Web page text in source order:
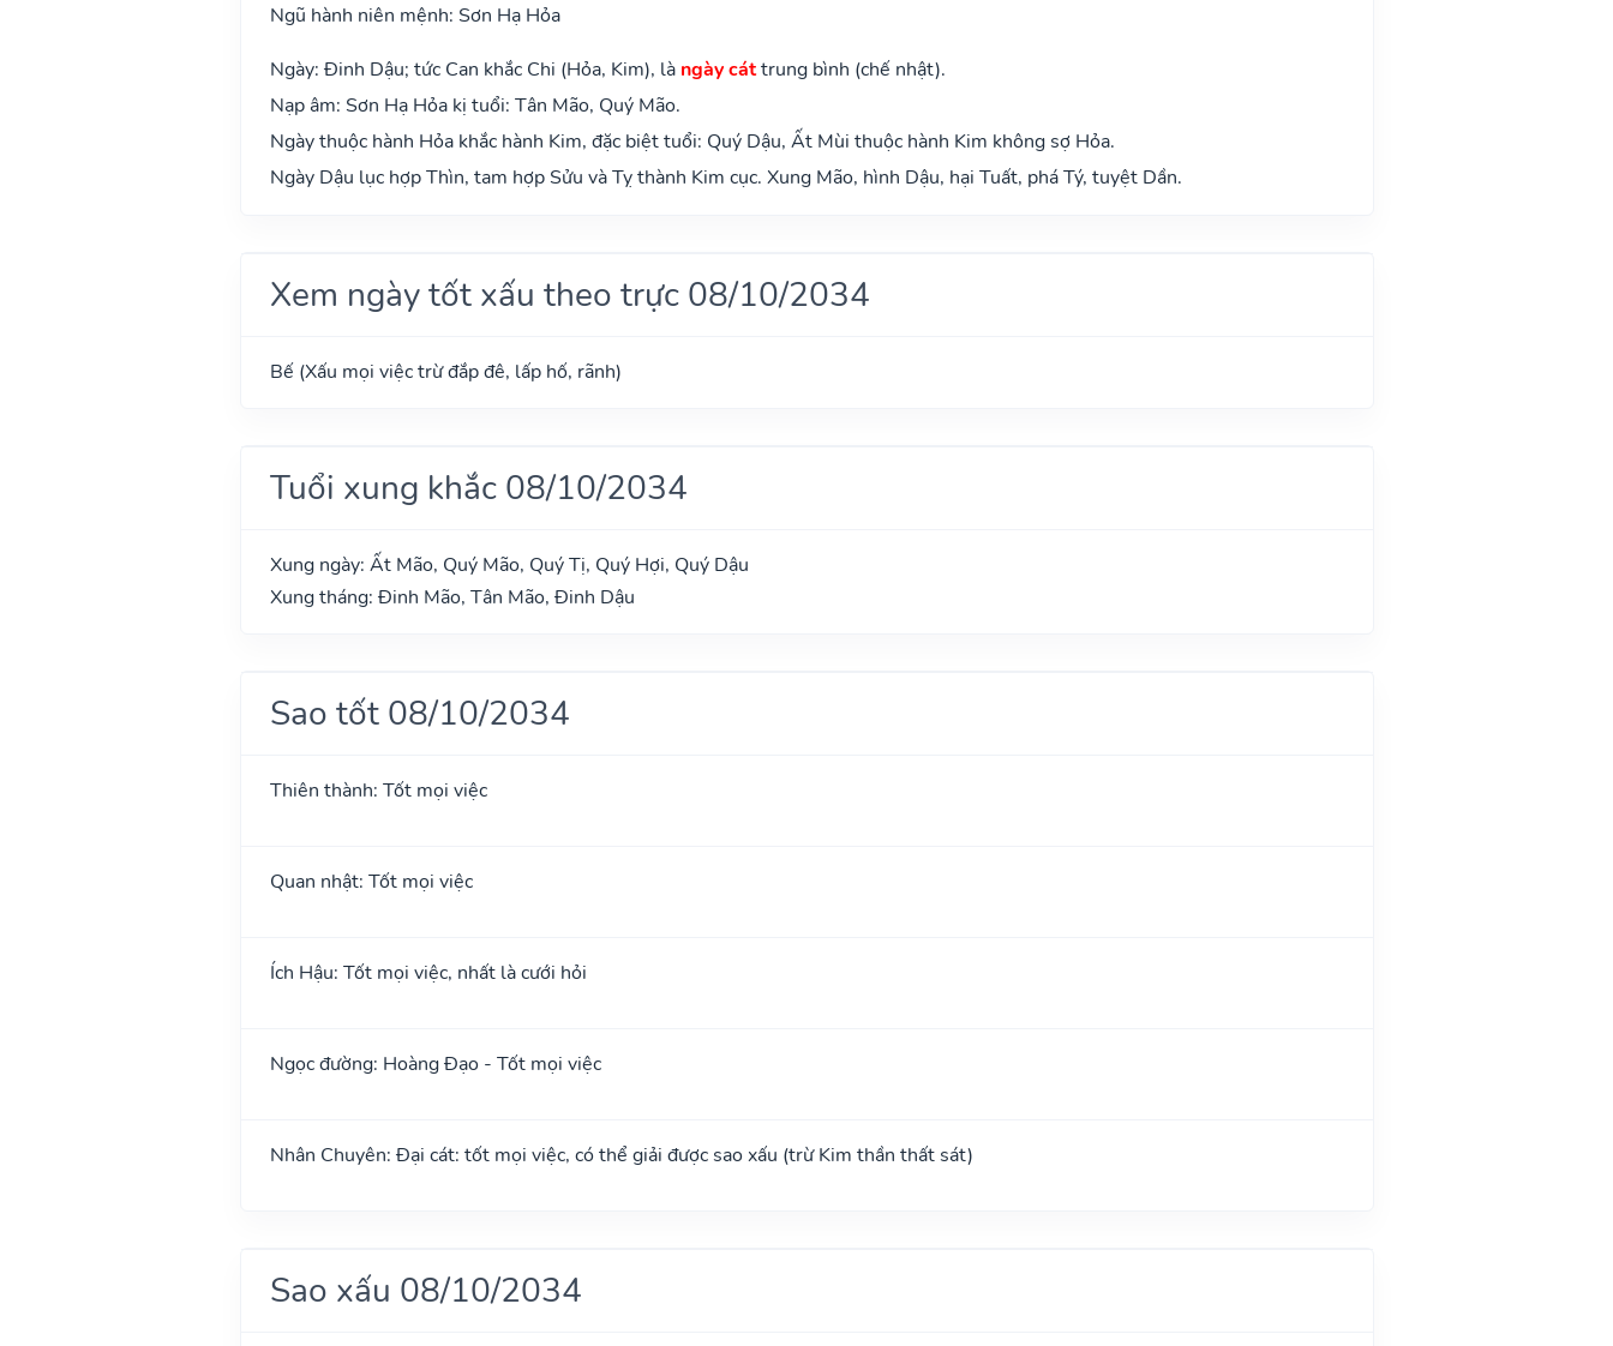
Ngũ hành niên mệnh: Sơn Hạ Hỏa
Ngày: Đinh Dậu; tức Can khắc Chi (Hỏa, Kim), là ngày cáttrung bình (chế nhật).
Nạp âm: Sơn Hạ Hỏa kị tuổi: Tân Mão, Quý Mão.
Ngày thuộc hành Hỏa khắc hành Kim, đặc biệt tuổi: Quý Dậu, Ất Mùi thuộc hành Kim không sợ Hỏa.
Ngày Dậu lục hợp Thìn, tam hợp Sửu và Tỵ thành Kim cục. Xung Mão, hình Dậu, hại Tuất, phá Tý, tuyệt Dần.
Xem ngày tốt xấu theo trực 08/10/2034
Bế (Xấu mọi việc trừ đắp đê, lấp hố, rãnh)
Tuổi xung khắc 08/10/2034
Xung ngày: Ất Mão, Quý Mão, Quý Tị, Quý Hợi, Quý Dậu
Xung tháng: Đinh Mão, Tân Mão, Đinh Dậu
Sao tốt 08/10/2034
Thiên thành: Tốt mọi việc
Quan nhật: Tốt mọi việc
Ích Hậu: Tốt mọi việc, nhất là cưới hỏi
Ngọc đường: Hoàng Đạo - Tốt mọi việc
Nhân Chuyên: Đại cát: tốt mọi việc, có thể giải được sao xấu (trừ Kim thần thất sát)
Sao xấu 08/10/2034